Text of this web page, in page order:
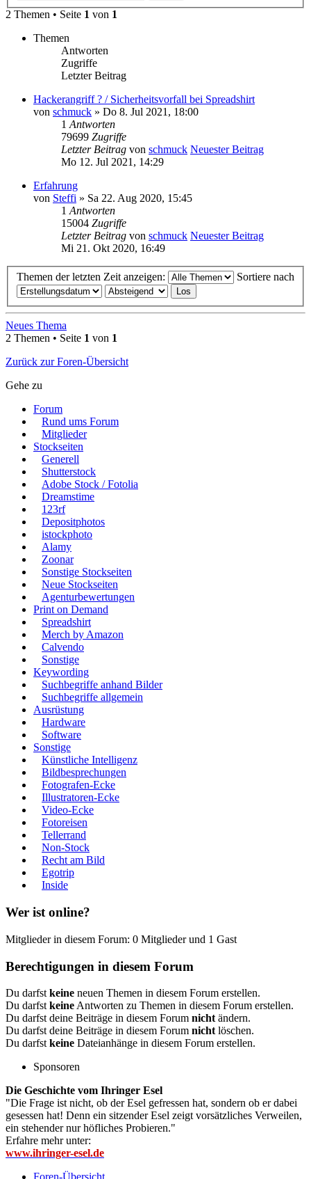
2 Themen • Seite 1 von 1
Themen
Antworten
Zugriffe
Letzter Beitrag
Hackerangriff ? / Sicherheitsvorfall bei Spreadshirt
von schmuck » Do 8. Jul 2021, 18:00
1 Antworten
79699 Zugriffe
Letzter Beitrag von schmuck Neuester Beitrag
Mo 12. Jul 2021, 14:29
Erfahrung
von Steffi » Sa 22. Aug 2020, 15:45
1 Antworten
15004 Zugriffe
Letzter Beitrag von schmuck Neuester Beitrag
Mi 21. Okt 2020, 16:49
Themen der letzten Zeit anzeigen: Sortiere nach
Neues Thema
2 Themen • Seite 1 von 1
Zurück zur Foren-Übersicht
Gehe zu
Forum
Rund ums Forum
Mitglieder
Stockseiten
Generell
Shutterstock
Adobe Stock / Fotolia
Dreamstime
123rf
Depositphotos
istockphoto
Alamy
Zoonar
Sonstige Stockseiten
Neue Stockseiten
Agenturbewertungen
Print on Demand
Spreadshirt
Merch by Amazon
Calvendo
Sonstige
Keywording
Suchbegriffe anhand Bilder
Suchbegriffe allgemein
Ausrüstung
Hardware
Software
Sonstige
Künstliche Intelligenz
Bildbesprechungen
Fotografen-Ecke
Illustratoren-Ecke
Video-Ecke
Fotoreisen
Tellerrand
Non-Stock
Recht am Bild
Egotrip
Inside
Wer ist online?
Mitglieder in diesem Forum: 0 Mitglieder und 1 Gast
Berechtigungen in diesem Forum
Du darfst keine neuen Themen in diesem Forum erstellen.
Du darfst keine Antworten zu Themen in diesem Forum erstellen.
Du darfst deine Beiträge in diesem Forum nicht ändern.
Du darfst deine Beiträge in diesem Forum nicht löschen.
Du darfst keine Dateianhänge in diesem Forum erstellen.
Sponsoren
Die Geschichte vom Ihringer Esel
"Die Frage ist nicht, ob der Esel gefressen hat, sondern ob er dabei
gesessen hat! Denn ein sitzender Esel zeigt vorsätzliches Verweilen,
ein stehender nur höfliches Probieren."
Erfahre mehr unter:
www.ihringer-esel.de